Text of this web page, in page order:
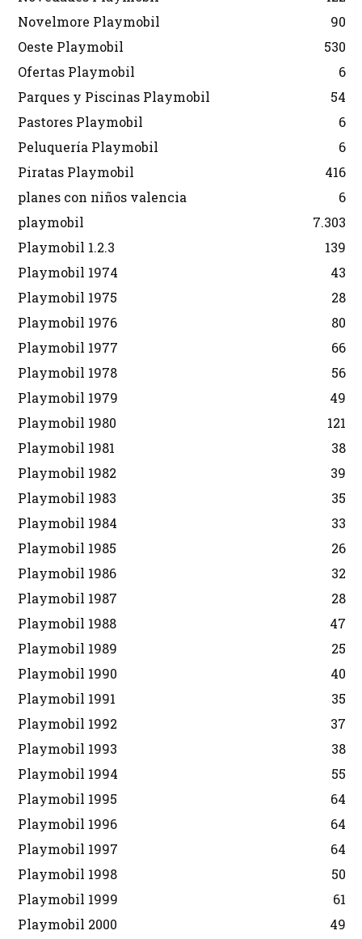
Novelmore Playmobil
90
Oeste Playmobil
530
Ofertas Playmobil
6
Parques y Piscinas Playmobil
54
Pastores Playmobil
6
Peluquería Playmobil
6
Piratas Playmobil
416
planes con niños valencia
6
playmobil
7.303
Playmobil 1.2.3
139
Playmobil 1974
43
Playmobil 1975
28
Playmobil 1976
80
Playmobil 1977
66
Playmobil 1978
56
Playmobil 1979
49
Playmobil 1980
121
Playmobil 1981
38
Playmobil 1982
39
Playmobil 1983
35
Playmobil 1984
33
Playmobil 1985
26
Playmobil 1986
32
Playmobil 1987
28
Playmobil 1988
47
Playmobil 1989
25
Playmobil 1990
40
Playmobil 1991
35
Playmobil 1992
37
Playmobil 1993
38
Playmobil 1994
55
Playmobil 1995
64
Playmobil 1996
64
Playmobil 1997
64
Playmobil 1998
50
Playmobil 1999
61
Playmobil 2000
49